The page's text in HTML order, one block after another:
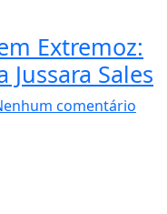
Extremoz:
Jussara Sales
comentário